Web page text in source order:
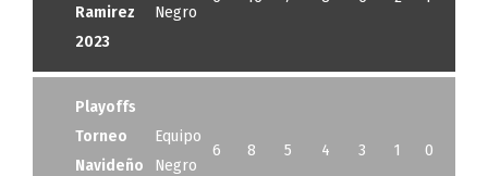
Ramirez
2023
Negro
Playoffs
Torneo
Navideño
Equipo
Negro
6 8 5 4 3 1 0